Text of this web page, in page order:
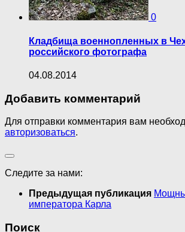
0
Кладбища военнопленных в
российского фотографа
04.08.2014
Добавить комментарий
Для отправки комментария вам
авторизоваться.
Следите за нами:
Предыдущая публикация
императора Карла
Поиск